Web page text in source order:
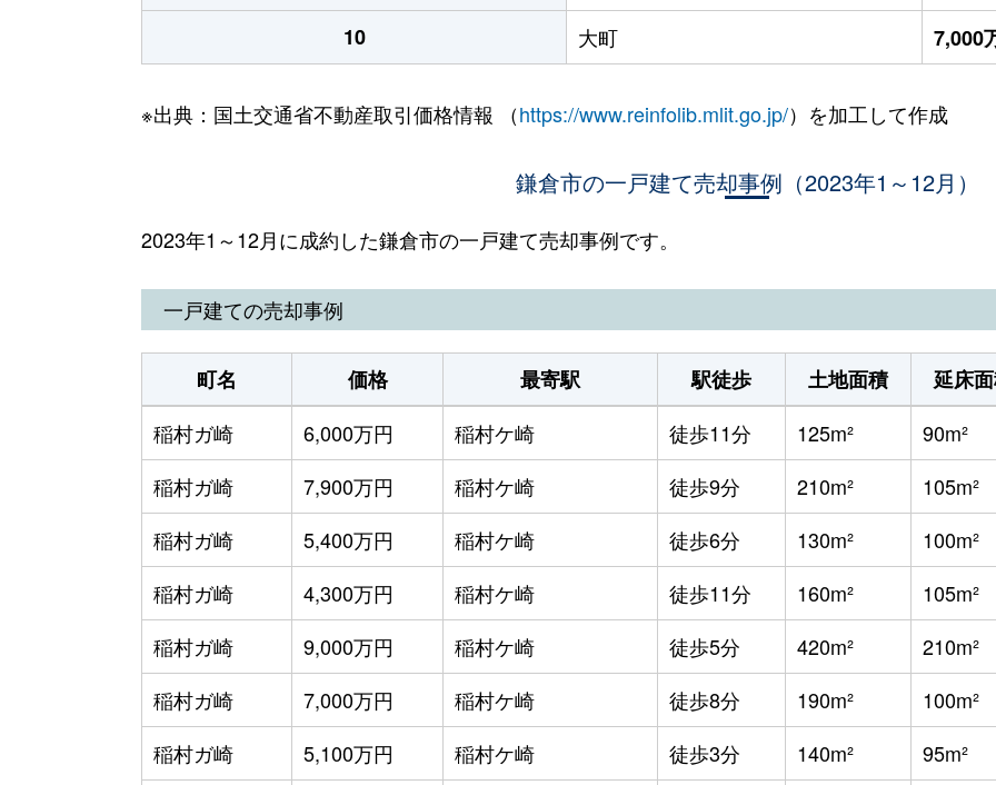
10
大町 7,000
※出典：国土交通省不動産取引価格情報 （https://www.reinfolib.mlit.go.jp/）を加工して作成
鎌倉市の一戸建て売却事例（2023年1～12月）
2023年1～12月に成約した鎌倉市の一戸建て売却事例です。
一戸建ての売却事例
町名 価格 最寄駅 駅徒歩 土地面積 延床
稲村ガ崎
6,000万円 稲村ケ崎 徒歩11分 125m² 90m²
稲村ガ崎
7,900万円 稲村ケ崎 徒歩9分 210m² 105m²
稲村ガ崎
5,400万円 稲村ケ崎 徒歩6分 130m² 100m²
稲村ガ崎
4,300万円 稲村ケ崎 徒歩11分 160m² 105m²
稲村ガ崎
9,000万円 稲村ケ崎 徒歩5分 420m² 210m²
稲村ガ崎
7,000万円 稲村ケ崎 徒歩8分 190m² 100m²
稲村ガ崎
5,100万円 稲村ケ崎 徒歩3分 140m² 95m²